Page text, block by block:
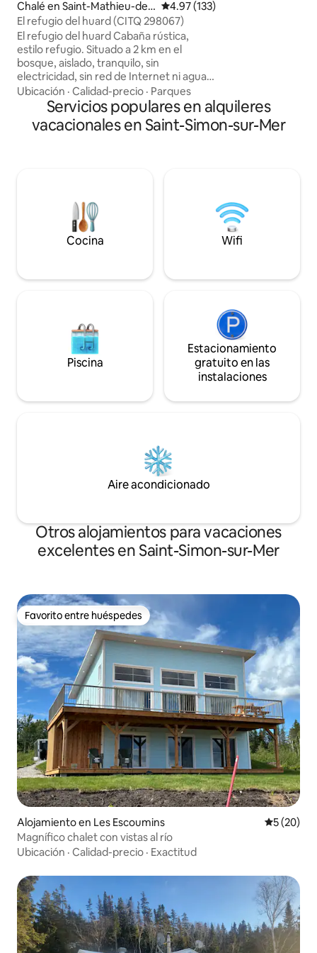
Chalé en Saint-Mathieu-de-
Rioux
Calificación promedio: 4.97 de
4.97 (133)
El refugio del huard (CITQ 298067)
El refugio del huard Cabaña rústica,
estilo refugio. Situado a 2 km en el
bosque, aislado, tranquilo, sin
electricidad, sin red de Internet ni agua
corriente. ¡Perfecto para recargar
energías en plena naturaleza! Bote,
acceso gratuito a los Senderos Silvestres
en un bosque privado con esculturas
servicio de transporte de ida y vuelta.
Ubicación · Calidad-precio · Parques
Servicios populares en alquileres
vacacionales en Saint-Simon-sur-Mer
Cocina Wifi
Piscina
Estacionamiento
gratuito en las
instalaciones
Aire acondicionado
Otros alojamientos para vacaciones
excelentes en Saint-Simon-sur-Mer
Favorito entre huéspedes
Favorito entre huéspedes
Alojamiento en Les Escoumins
5 (20)
Magnífico chalet con vistas al río
Ubicación · Calidad-precio · Exactitud